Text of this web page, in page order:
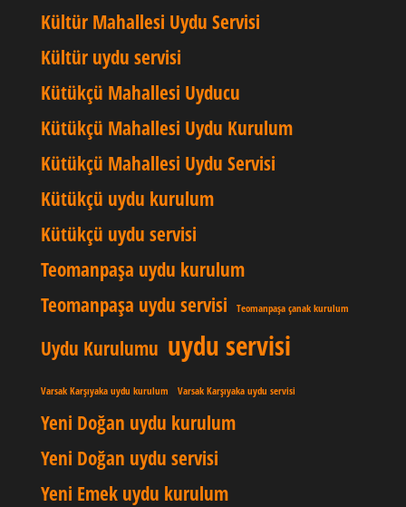
Kültür Mahallesi Uydu Servisi
Kültür uydu servisi
Kütükçü Mahallesi Uyducu
Kütükçü Mahallesi Uydu Kurulum
Kütükçü Mahallesi Uydu Servisi
Kütükçü uydu kurulum
Kütükçü uydu servisi
Teomanpaşa uydu kurulum
Teomanpaşa uydu servisi
Teomanpaşa çanak kurulum
Uydu Kurulumu uydu servisi
Varsak Karşıyaka uydu kurulum Varsak Karşıyaka uydu servisi
Yeni Doğan uydu kurulum
Yeni Doğan uydu servisi
Yeni Emek uydu kurulum